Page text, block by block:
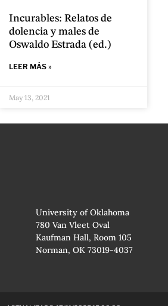
Incurables: Relatos de
dolencia y males de
Oswaldo Estrada (ed.)
LEER MÁS »
May 13, 2021
University of Oklahoma
780 Van Vleet Oval
Kaufman Hall, Room 105
Norman, OK 73019-4037